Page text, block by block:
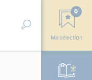
0
Ma sélection